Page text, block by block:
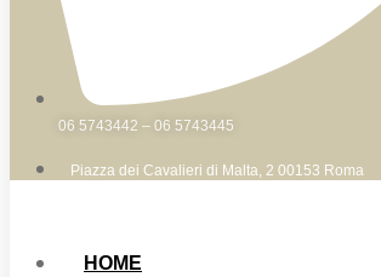
06 5743442 – 06 5743445
Piazza dei Cavalieri di Malta, 2 00153 Roma
HOME